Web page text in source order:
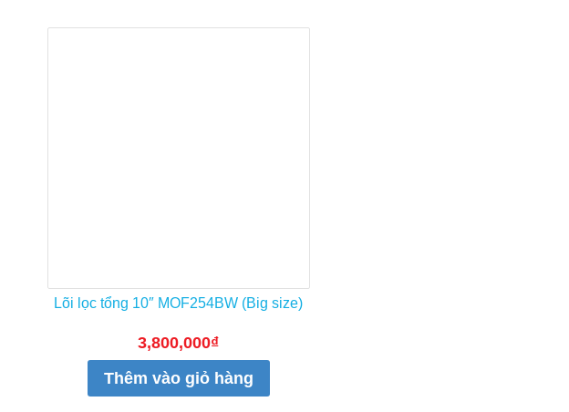
Lõi lọc tổng 10″ MOF254BW (Big size)
3,800,000₫
Thêm vào giỏ hàng